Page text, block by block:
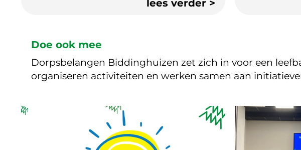
Doe ook mee
Dorpsbelangen Biddinghuizen zet zich in voor een
organiseren activiteiten en werken samen aan